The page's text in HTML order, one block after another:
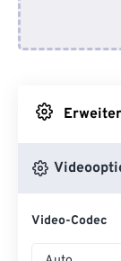
Video-Codec